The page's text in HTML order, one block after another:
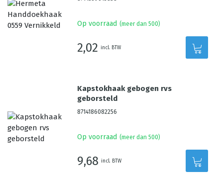
Op voorraad (meer dan 500)
2,02 incl. BTW
Kapstokhaak gebogen rvs
geborsteld
8714186082256
Op voorraad (meer dan 500)
9,68 incl. BTW